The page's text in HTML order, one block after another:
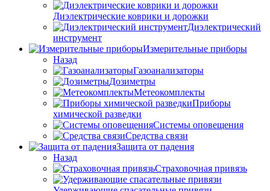
Диэлектрические коврики и дорожки
Диэлектрический
инструмент
Измерительные приборы
Назад
Газоанализаторы
Дозиметры
Метеокомплекты
Приборы
химической разведки
Системы оповещения
Средства связи
Защита от падения
Назад
Страховочная привязь